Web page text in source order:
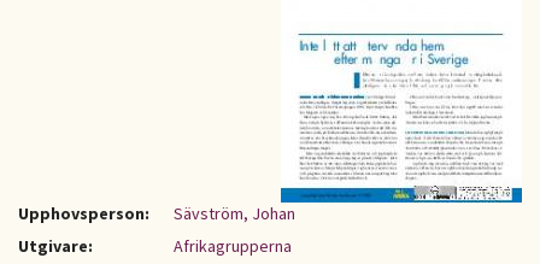
Upphovsperson:
Sävström, Johan
Utgivare:
Afrikagrupperna